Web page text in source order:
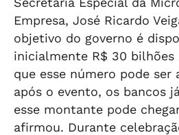
Empresa, José Ricardo
objetivo do governo é
inicialmente R$ 30 bilhões
que esse número pode ser
após o evento, os bancos
esse montante pode
afirmou. Durante